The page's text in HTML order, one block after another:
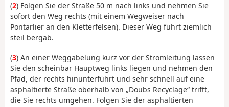
(2) Folgen Sie der Straße 50 m nach links und nehmen Sie
sofort den Weg rechts (mit einem Wegweiser nach
Pontarlier an den Kletterfelsen). Dieser Weg führt ziemlich
steil bergab.
(3) An einer Weggabelung kurz vor der Stromleitung lassen
Sie den scheinbar Hauptweg links liegen und nehmen den
Pfad, der rechts hinunterführt und sehr schnell auf eine
asphaltierte Straße oberhalb von „Doubs Recyclage“ trifft,
die Sie rechts umgehen. Folgen Sie der asphaltierten